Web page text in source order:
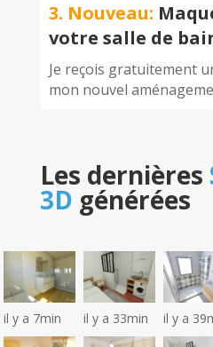
3. Nouveau:
votre salle de bain
Je reçois gratuitement
mon nouvel
Les dernières
3D générées
il y a 7min il y a 33min il y a